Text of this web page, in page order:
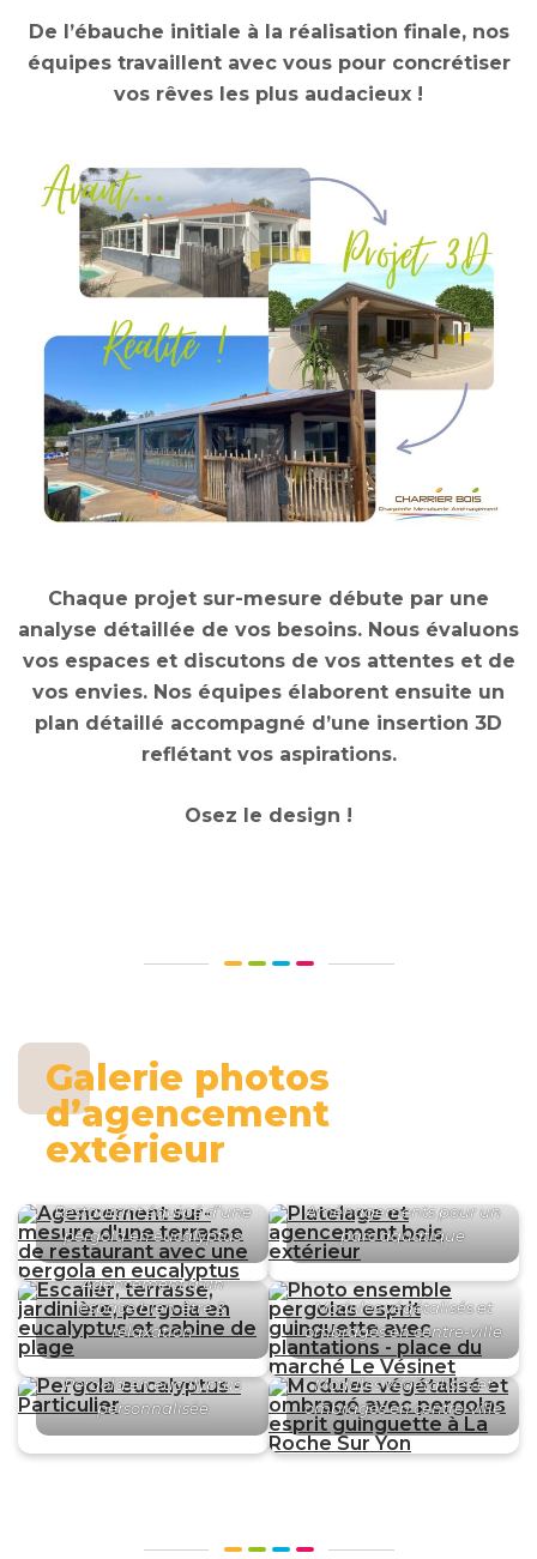
De l’ébauche initiale à la réalisation finale, nos
équipes travaillent avec vous pour concrétiser
vos rêves les plus audacieux !
Chaque projet sur-mesure débute par une
analyse détaillée de vos besoins. Nous évaluons
vos espaces et discutons de vos attentes et de
vos envies. Nos équipes élaborent ensuite un
plan détaillé accompagné d’une insertion 3D
reflétant vos aspirations.
Osez le design !
Galerie photos
d’agencement
extérieur
Restaurant équipé d’une
pergola en eucalyptus
Aménagements pour un
parc aquatique
Agencement d’un
espace bien-être &
relaxation
Modules végétalisés et
ombragés en centre-ville
Pergola en eucalyptus
personnalisée
Modules végétalisés et
ombragés en centre-ville